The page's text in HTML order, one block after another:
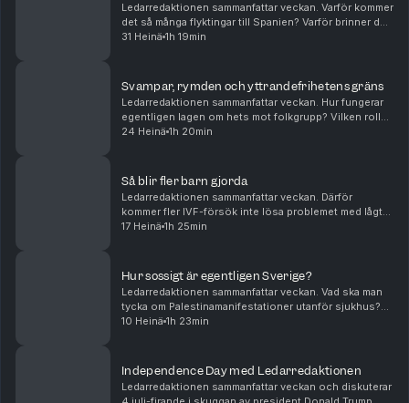
Ledarredaktionen sammanfattar veckan. Varför kommer
det så många flyktingar till Spanien? Varför brinner det
så mycket runtom i Europa? Och bör Daniel Suhonen
31 Heinä 1h 19min
Svampar, rymden och yttrandefrihetens gräns
Ledarredaktionen sammanfattar veckan. Hur fungerar
egentligen lagen om hets mot folkgrupp? Vilken roll
kan psykedelika spela i den palliativa vården? Och vad
24 Heinä 1h 20min
Så blir fler barn gjorda
Ledarredaktionen sammanfattar veckan. Därför
kommer fler IVF-försök inte lösa problemet med lågt
barnafödande. Så förringar Palestinarörelsen
17 Heinä 1h 25min
Hur sossigt är egentligen Sverige?
Ledarredaktionen sammanfattar veckan. Vad ska man
tycka om Palestinamanifestationer utanför sjukhus?
Råder det verkligen vattenbrist? Och hur ska Sverige
10 Heinä 1h 23min
Independence Day med Ledarredaktionen
Ledarredaktionen sammanfattar veckan och diskuterar